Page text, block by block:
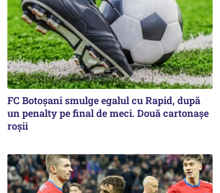
FC Botoşani smulge egalul cu Rapid, după
un penalty pe final de meci. Două cartonaşe
roşii